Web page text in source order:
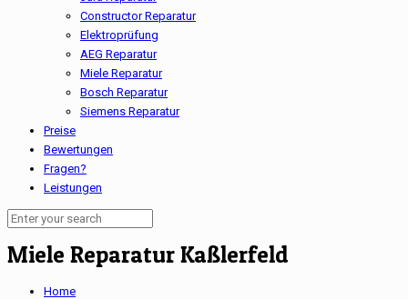
Constructor Reparatur
Elektroprüfung
AEG Reparatur
Miele Reparatur
Bosch Reparatur
Siemens Reparatur
Preise
Bewertungen
Fragen?
Leistungen
Miele Reparatur Kaßlerfeld
Home